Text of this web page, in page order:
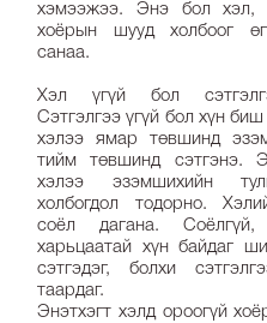
хэмээжээ. Энэ бол хэл,
хоёрын шууд холбоог
санаа.
Хэл үгүй бол
Сэтгэлгээ үгүй бол хүн
хэлээ ямар төвшинд
тийм төвшинд сэтгэнэ.
хэлээ эзэмшихийн
холбогдол тодорно.
соёл дагана. Соёлгүй,
харьцаатай хүн байдаг
сэтгэдэг, болхи
таардаг.
Энэтхэгт хэлд ороогүй